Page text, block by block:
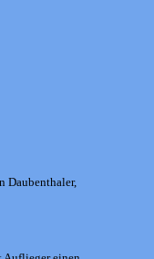
Daubenthaler,